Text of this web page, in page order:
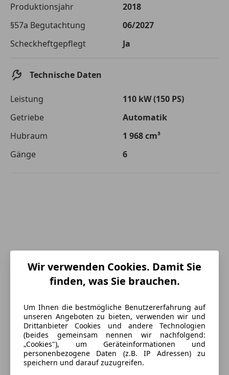
von der von Ihnen gewählten Bank. Rückzahlungszeitraum 1-10
Jetzt berechnen
Produktionsjahr
2018
§57a Begutachtung
06/2027
Scheckheftgepflegt
Ja
Technische Daten
Leistung
110 kW (150 PS)
Getriebe
Automatik
Hubraum
1 968 cm³
Gänge
6
Energieverbrauch
Wir verwenden Cookies. Damit Sie
finden, was Sie brauchen.
Um Ihnen die bestmögliche Benutzererfahrung auf
unseren Angeboten zu bieten, verwenden wir und
Drittanbieter Cookies und andere Technologien
(beides gemeinsam nennen wir nachfolgend:
„Cookies"), um Geräteinformationen und
personenbezogene Daten (z.B. IP Adressen) zu
speichern und darauf zuzugreifen.